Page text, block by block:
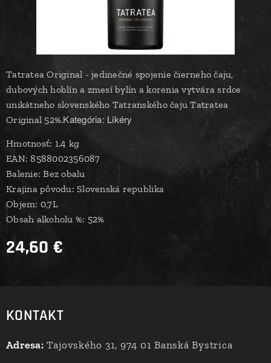
Tatratea Original - jedinečné spojenie čierneho čaju,
dubových hoblín a zmesí bylín a korenia vytvára srdce
unikátneho slovenského Tatranského čaju Tatratea
Original 52%.Kategória: Likéry
Hmotnosť: 1.4 kg
EAN: 8588002356087
Balenie: Bez obalu
Krajina pôvodu: Slovenská republika
Objem: 0,7L
Obsah alkoholu %: 52%
24,60 €
KONTAKT
Adresa:Tajovského 31, 974 01 Banská Bystrica